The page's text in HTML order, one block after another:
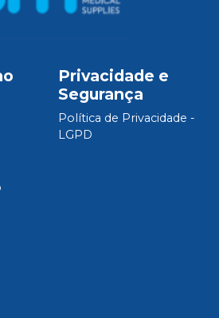
Privacidade e
Segurança
Política de Privacidade -
LGPD